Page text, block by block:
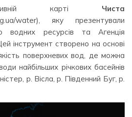
карті Чиста
water), яку презентували
водних ресурсів та Агенція
інструмент створено на основі
поверхневих вод, де можна
найбільших річкових басейнів
р. Вісла, р. Південний Буг, р.